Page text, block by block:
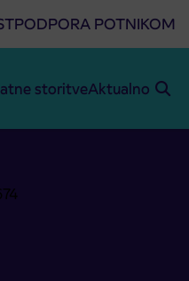
PODPORA POTNIKOM
storitveAktualno